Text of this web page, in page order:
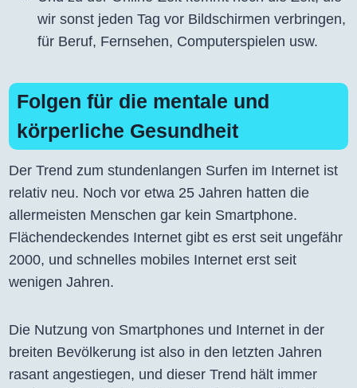
wir sonst jeden Tag vor Bildschirmen verbringen,
für Beruf, Fernsehen, Computerspielen usw.
Folgen für die mentale und
körperliche Gesundheit
Der Trend zum stundenlangen Surfen im Internet ist
relativ neu. Noch vor etwa 25 Jahren hatten die
allermeisten Menschen gar kein Smartphone.
Flächendeckendes Internet gibt es erst seit ungefähr
2000, und schnelles mobiles Internet erst seit
wenigen Jahren.
Die Nutzung von Smartphones und Internet in der
breiten Bevölkerung ist also in den letzten Jahren
rasant angestiegen, und dieser Trend hält immer